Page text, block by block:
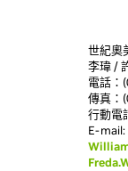
世紀奧
李瑋 /
電話
傳真：
行動
E-mail: